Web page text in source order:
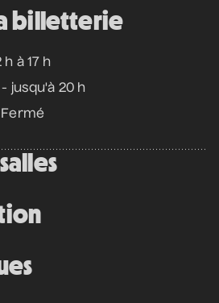
de danse
culturelle Momo
billetterie
à 17 h
jusqu'à 20 h